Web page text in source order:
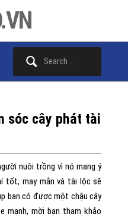
sóc cây phát tài
nuôi trồng vì nó mang ý
tốt, may mắn và tài lộc sẽ
bạn có được một chậu cây
mời bạn tham khảo